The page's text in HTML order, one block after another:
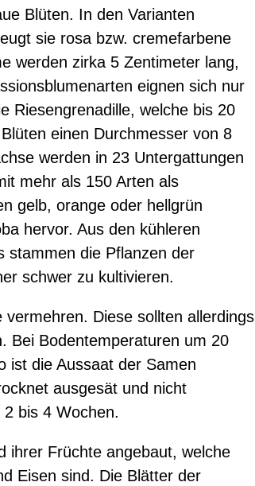
Blüten. In den Varianten
sie rosa bzw. cremefarbene
werden zirka 5 Zentimeter lang,
eignen sich nur
Riesengrenadille, welche bis 20
einen Durchmesser von 8
werden in 23 Untergattungen
mehr als 150 Arten als
gelb, orange oder hellgrün
hervor. Aus den kühleren
stammen die Pflanzen der
schwer zu kultivieren.
Diese sollten allerdings
Bei Bodentemperaturen um 20
ist die Aussaat der Samen
ausgesät und nicht
bis 4 Wochen.
ihrer Früchte angebaut, welche
Eisen sind. Die Blätter der